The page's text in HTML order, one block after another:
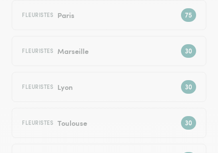
FLEURISTES Paris
FLEURISTES Marseille
FLEURISTES Lyon
FLEURISTES Toulouse